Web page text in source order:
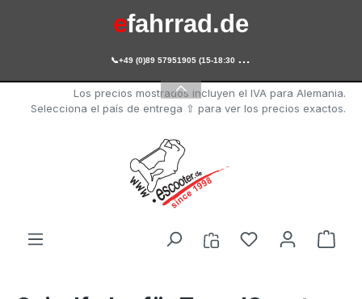
Saltar al contenido principal
escooter.de
efahrrad.de

+49 (0)89 57951905 (15-18:30 Uhr)
Los precios mostrados incluyen el IVA para Alemania.
Selecciona el país de entrega ⇧ para ver los precios exactos.
Tienes 0 El